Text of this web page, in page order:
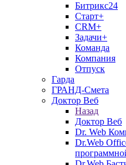
Битрикс24
Старт+
CRM+
Задачи+
Команда
Компания
Отпуск
Гарда
ГРАНД-Смета
Доктор Веб
Назад
Доктор Веб
Dr. Web
Dr.Web